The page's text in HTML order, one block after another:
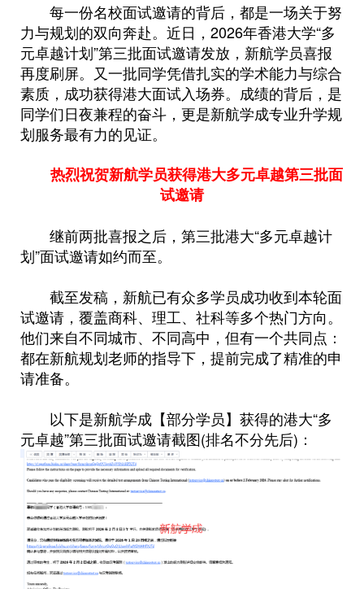
每一份名校面试邀请的背后，都是一场关于努
力与规划的双向奔赴。 近日，2026年香港大学“多
元卓越计划”第三批面试邀请发放，新航学员喜报
再度刷屏。又一批同学凭借扎实的学术能力与综合
素质，成功获得港大面试入场券。 成绩的背后，是
同学们日夜兼程的奋斗，更是新航学成专业升学规
划服务最有力的见证。
热烈祝贺新航学员获得港大多元卓越第三批面
试邀请
继前两批喜报之后，第三批港大“多元卓越计
划”面试邀请如约而至。
截至发稿，新航已有众多学员成功收到本轮面
试邀请，覆盖商科、理工、社科等多个热门方向。
他们来自不同城市、不同高中，但有一个共同点：
都在新航规划老师的指导下，提前完成了精准的申
请准备。
以下是新航学成【部分学员】获得的港大“多
元卓越”第三批面试邀请截图(排名不分先后)：